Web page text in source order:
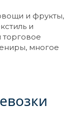
и фрукты,
и
торговое
многое